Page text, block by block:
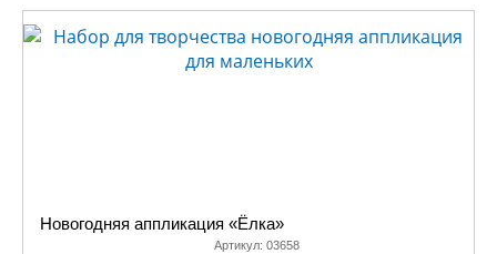
Новогодняя аппликация «Ёлка»
Артикул: 03658